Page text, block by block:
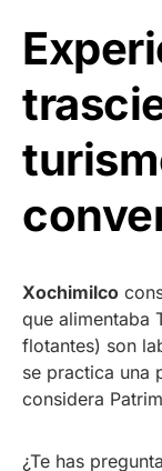
Xochimilco
que alimentaba
flotantes) son
se practica una
considera
¿Te has